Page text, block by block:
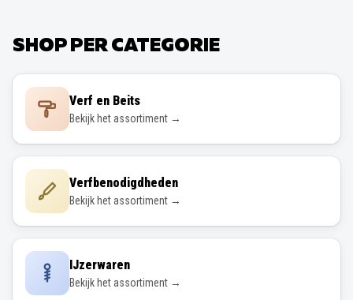
SHOP PER CATEGORIE
Verf en Beits
Bekijk het assortiment →
Verfbenodigdheden
Bekijk het assortiment →
IJzerwaren
Bekijk het assortiment →